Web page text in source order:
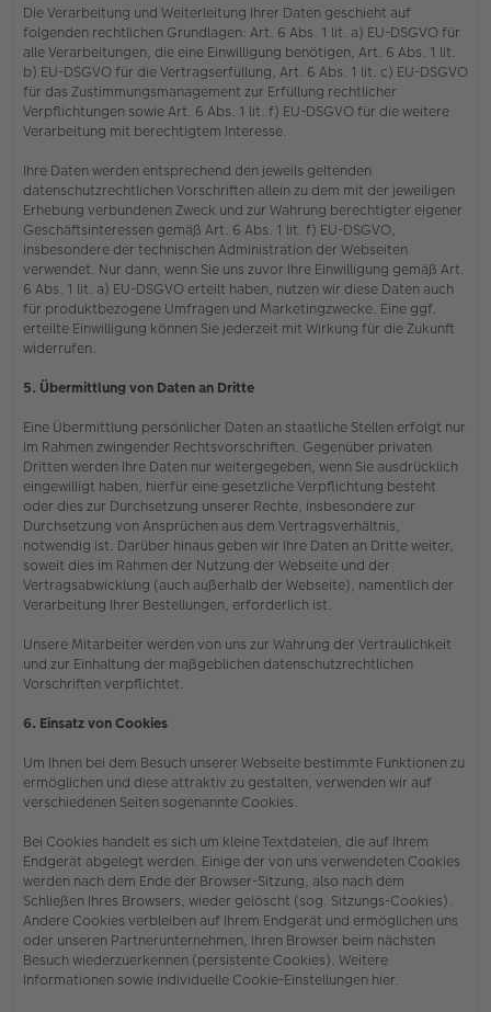
Die Verarbeitung und Weiterleitung Ihrer Daten geschieht auf
folgenden rechtlichen Grundlagen: Art. 6 Abs. 1 lit. a) EU-DSGVO für
alle Verarbeitungen, die eine Einwilligung benötigen, Art. 6 Abs. 1 lit.
b) EU-DSGVO für die Vertragserfüllung, Art. 6 Abs. 1 lit. c) EU-DSGVO
für das Zustimmungsmanagement zur Erfüllung rechtlicher
Verpflichtungen sowie Art. 6 Abs. 1 lit. f) EU-DSGVO für die weitere
Verarbeitung mit berechtigtem Interesse.
Ihre Daten werden entsprechend den jeweils geltenden
datenschutzrechtlichen Vorschriften allein zu dem mit der jeweiligen
Erhebung verbundenen Zweck und zur Wahrung berechtigter eigener
Geschäftsinteressen gemäß Art. 6 Abs. 1 lit. f) EU-DSGVO,
insbesondere der technischen Administration der Webseiten
verwendet. Nur dann, wenn Sie uns zuvor Ihre Einwilligung gemäß Art.
6 Abs. 1 lit. a) EU-DSGVO erteilt haben, nutzen wir diese Daten auch
für produktbezogene Umfragen und Marketingzwecke. Eine ggf.
erteilte Einwilligung können Sie jederzeit mit Wirkung für die Zukunft
widerrufen.
5. Übermittlung von Daten an Dritte
Eine Übermittlung persönlicher Daten an staatliche Stellen erfolgt nur
im Rahmen zwingender Rechtsvorschriften. Gegenüber privaten
Dritten werden Ihre Daten nur weitergegeben, wenn Sie ausdrücklich
eingewilligt haben, hierfür eine gesetzliche Verpflichtung besteht
oder dies zur Durchsetzung unserer Rechte, insbesondere zur
Durchsetzung von Ansprüchen aus dem Vertragsverhältnis,
notwendig ist. Darüber hinaus geben wir Ihre Daten an Dritte weiter,
soweit dies im Rahmen der Nutzung der Webseite und der
Vertragsabwicklung (auch außerhalb der Webseite), namentlich der
Verarbeitung Ihrer Bestellungen, erforderlich ist.
Unsere Mitarbeiter werden von uns zur Wahrung der Vertraulichkeit
und zur Einhaltung der maßgeblichen datenschutzrechtlichen
Vorschriften verpflichtet.
6. Einsatz von Cookies
Um Ihnen bei dem Besuch unserer Webseite bestimmte Funktionen zu
ermöglichen und diese attraktiv zu gestalten, verwenden wir auf
verschiedenen Seiten sogenannte Cookies.
Bei Cookies handelt es sich um kleine Textdateien, die auf Ihrem
Endgerät abgelegt werden. Einige der von uns verwendeten Cookies
werden nach dem Ende der Browser-Sitzung, also nach dem
Schließen Ihres Browsers, wieder gelöscht (sog. Sitzungs-Cookies).
Andere Cookies verbleiben auf Ihrem Endgerät und ermöglichen uns
oder unseren Partnerunternehmen, Ihren Browser beim nächsten
Besuch wiederzuerkennen (persistente Cookies). Weitere
Informationen sowie individuelle Cookie-Einstellungen hier.